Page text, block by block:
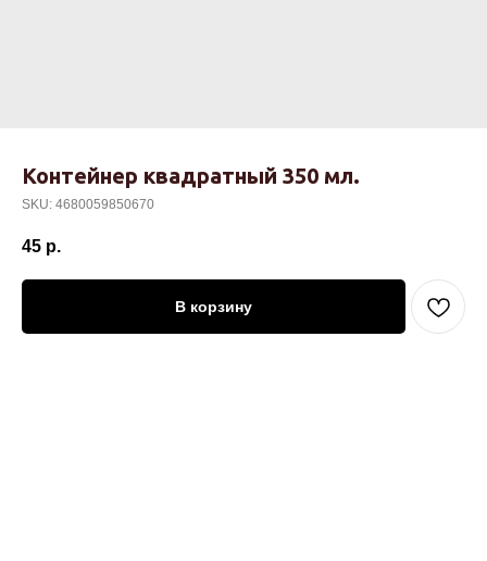
Контейнер квадратный 350 мл.
SKU: 4680059850670
45 р.
В корзину